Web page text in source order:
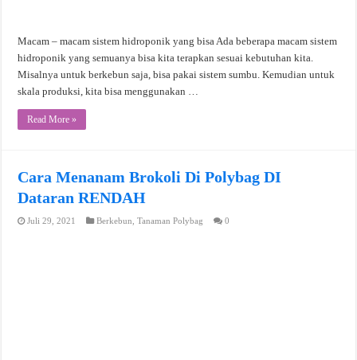
Macam – macam sistem hidroponik yang bisa Ada beberapa macam sistem
hidroponik yang semuanya bisa kita terapkan sesuai kebutuhan kita.
Misalnya untuk berkebun saja, bisa pakai sistem sumbu. Kemudian untuk
skala produksi, kita bisa menggunakan …
Read More »
Cara Menanam Brokoli Di Polybag DI
Dataran RENDAH
Juli 29, 2021 Berkebun ,Tanaman Polybag 0